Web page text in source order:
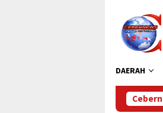
konten
DAERAH